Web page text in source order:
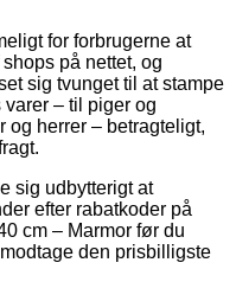
for forbrugerne at
på nettet, og
sig tvunget til at stampe
– til piger og
og herrer – betragteligt,
sig udbytterigt at
efter rabatkoder på
cm – Marmor før du
den prisbilligste